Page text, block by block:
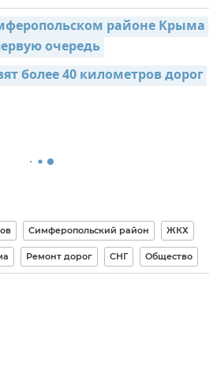
районе Крыма
очередь
более 40 километров дорог
Симферопольский район ЖКХ
Ремонт дорог СНГ Общество